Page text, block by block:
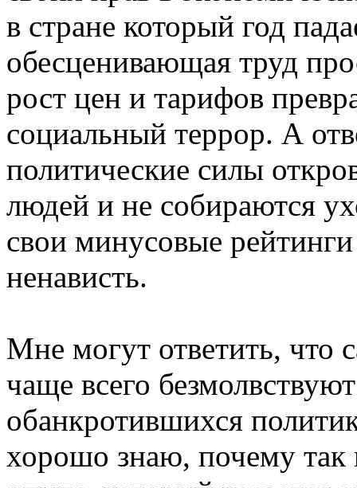
в стране который год
обесценивающая труд
рост цен и тарифов
социальный террор. А
политические силы
людей и не собираются
свои минусовые
ненависть.
Мне могут ответить, что
чаще всего
обанкротившихся
хорошо знаю, почему так